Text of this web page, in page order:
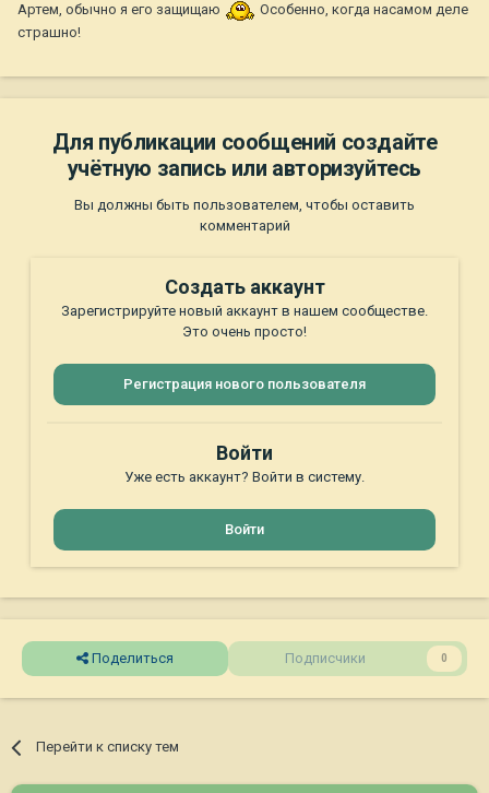
Артем, обычно я его защищаю
Особенно, когда насамом деле
страшно!
Для публикации сообщений создайте
учётную запись или авторизуйтесь
Вы должны быть пользователем, чтобы оставить
комментарий
Создать аккаунт
Зарегистрируйте новый аккаунт в нашем сообществе.
Это очень просто!
Регистрация нового пользователя
Войти
Уже есть аккаунт? Войти в систему.
Войти
Поделиться Подписчики 0
Перейти к списку тем